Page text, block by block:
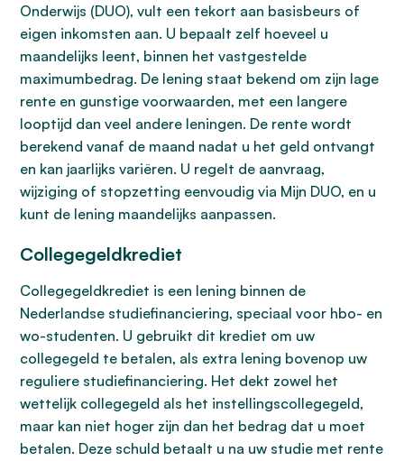
Onderwijs (DUO), vult een tekort aan basisbeurs of
eigen inkomsten aan. U bepaalt zelf hoeveel u
maandelijks leent, binnen het vastgestelde
maximumbedrag. De lening staat bekend om zijn lage
rente en gunstige voorwaarden, met een langere
looptijd dan veel andere leningen. De rente wordt
berekend vanaf de maand nadat u het geld ontvangt
en kan jaarlijks variëren. U regelt de aanvraag,
wijziging of stopzetting eenvoudig via Mijn DUO, en u
kunt de lening maandelijks aanpassen.
Collegegeldkrediet
Collegegeldkrediet is een lening binnen de
Nederlandse studiefinanciering, speciaal voor hbo- en
wo-studenten. U gebruikt dit krediet om uw
collegegeld te betalen, als extra lening bovenop uw
reguliere studiefinanciering. Het dekt zowel het
wettelijk collegegeld als het instellingscollegegeld,
maar kan niet hoger zijn dan het bedrag dat u moet
betalen. Deze schuld betaalt u na uw studie met rente